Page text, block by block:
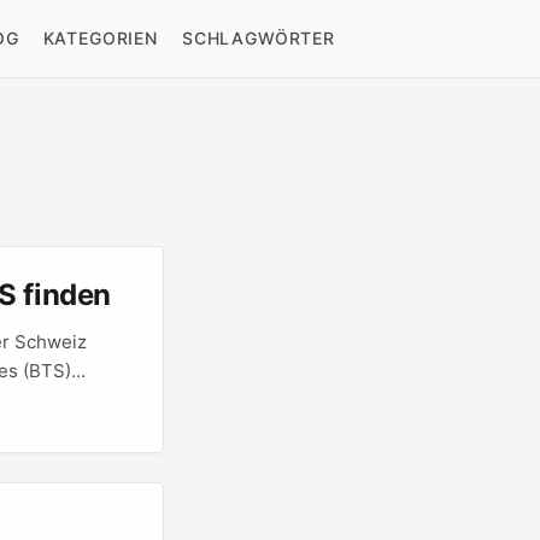
KATEGORIEN SCHLAGWÖRTER
finden
Schweiz
(BTS)
...